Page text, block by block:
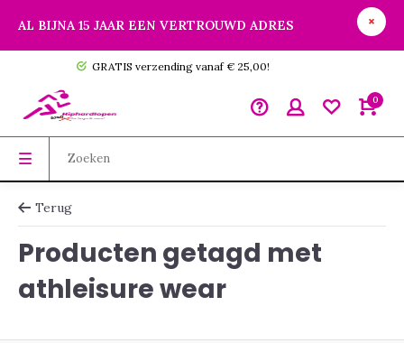
AL BIJNA 15 JAAR EEN VERTROUWD ADRES
GRATIS verzending vanaf € 25,00!
0
Terug
Producten getagd met
athleisure wear